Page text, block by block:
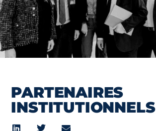
PARTENAIRES
INSTITUTIONNELS